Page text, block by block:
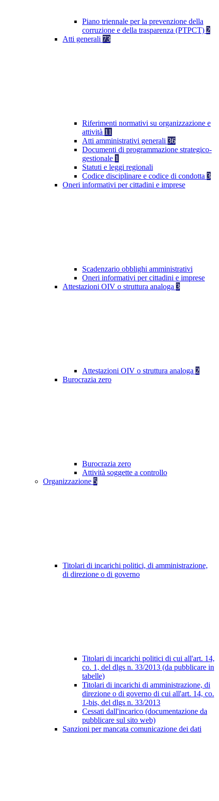
Piano triennale per la prevenzione della
corruzione e della trasparenza (PTPCT) 2
Atti generali 73
Riferimenti normativi su organizzazione e
attività 11
Atti amministrativi generali 36
Documenti di programmazione strategico-
gestionale 1
Statuti e leggi regionali
Codice disciplinare e codice di condotta 3
Oneri informativi per cittadini e imprese
Scadenzario obblighi amministrativi
Oneri informativi per cittadini e imprese
Attestazioni OIV o struttura analoga 3
Attestazioni OIV o struttura analoga 2
Burocrazia zero
Burocrazia zero
Attività soggette a controllo
Organizzazione 5
Titolari di incarichi politici, di amministrazione,
di direzione o di governo
Titolari di incarichi politici di cui all'art. 14,
co. 1, del dlgs n. 33/2013 (da pubblicare in
tabelle)
Titolari di incarichi di amministrazione, di
direzione o di governo di cui all'art. 14, co.
1-bis, del dlgs n. 33/2013
Cessati dall'incarico (documentazione da
pubblicare sul sito web)
Sanzioni per mancata comunicazione dei dati